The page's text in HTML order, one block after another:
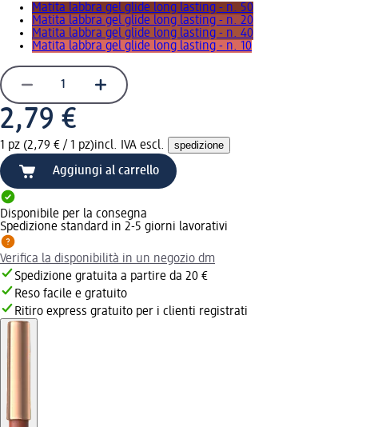
Matita labbra gel glide long lasting - n. 50
Matita labbra gel glide long lasting - n. 20
Matita labbra gel glide long lasting - n. 40
Matita labbra gel glide long lasting - n. 10
2,79 €
1 pz (2,79 € / 1 pz)incl. IVA escl. spedizione
Aggiungi al carrello
Disponibile per la consegna
Spedizione standard in 2-5 giorni lavorativi
Verifica la disponibilità in un negozio dm
Spedizione gratuita a partire da 20 €
Reso facile e gratuito
Ritiro express gratuito per i clienti registrati